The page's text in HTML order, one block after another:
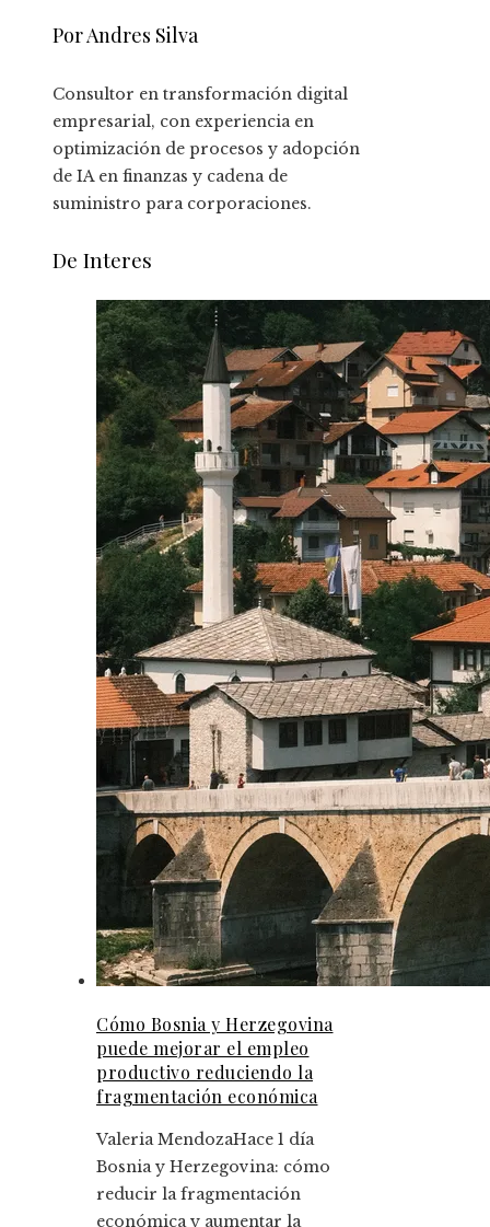
Por Andres Silva
Consultor en transformación digital
empresarial, con experiencia en
optimización de procesos y adopción
de IA en finanzas y cadena de
suministro para corporaciones.
De Interes
Cómo Bosnia y Herzegovina
puede mejorar el empleo
productivo reduciendo la
fragmentación económica
Valeria MendozaHace 1 día
Bosnia y Herzegovina: cómo
reducir la fragmentación
económica y aumentar la